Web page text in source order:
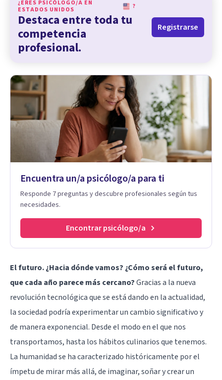
¿ERES PSICÓLOGO/A EN
ESTADOS UNIDOS
?
Destaca entre toda tu
competencia
profesional.
Registrarse
Encuentra un/a psicólogo/a para ti
Responde 7 preguntas y descubre profesionales según tus
necesidades.
Encontrar psicólogo/a
El futuro. ¿Hacia dónde vamos? ¿Cómo será el futuro,
que cada año parece más cercano?Gracias a la nueva
revolución tecnológica que se está dando en la actualidad,
la sociedad podría experimentar un cambio significativo y
de manera exponencial. Desde el modo en el que nos
transportamos, hasta los hábitos culinarios que tenemos.
La humanidad se ha caracterizado históricamente por el
ímpetu de mirar más allá, de imaginar, soñar y crear un